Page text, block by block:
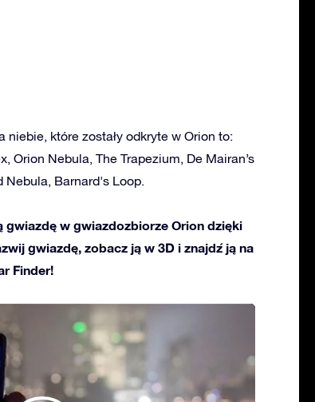
które zostały odkryte w Orion to:
Orion Nebula, The Trapezium, De Mairan’s
Nebula, Barnard's Loop.
gwiazdę w gwiazdozbiorze Orion dzięki
gwiazdę, zobacz ją w 3D i znajdź ją na
Finder!